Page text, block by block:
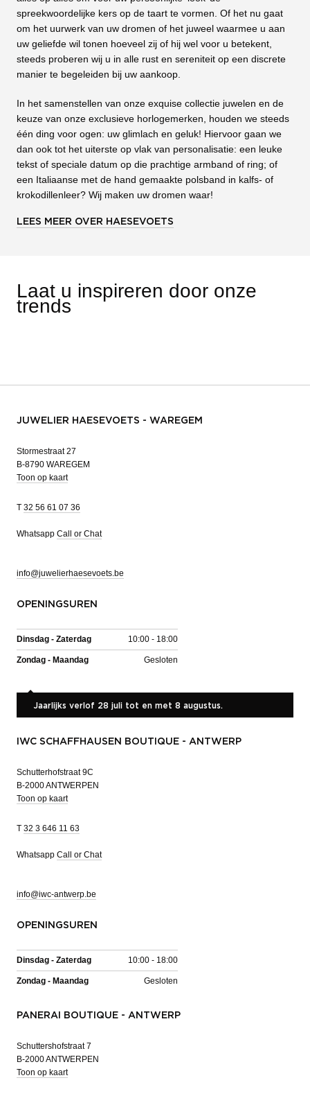
spreekwoordelijke kers op de taart te vormen. Of het nu gaat
om het uurwerk van uw dromen of het juweel waarmee u aan
uw geliefde wil tonen hoeveel zij of hij wel voor u betekent,
steeds proberen wij u in alle rust en sereniteit op een discrete
manier te begeleiden bij uw aankoop.
In het samenstellen van onze exquise collectie juwelen en de
keuze van onze exclusieve horlogemerken, houden we steeds
één ding voor ogen: uw glimlach en geluk! Hiervoor gaan we
dan ook tot het uiterste op vlak van personalisatie: een leuke
tekst of speciale datum op die prachtige armband of ring; of
een Italiaanse met de hand gemaakte polsband in kalfs- of
krokodillenleer? Wij maken uw dromen waar!
LEES MEER OVER HAESEVOETS
Laat u inspireren door onze
trends
JUWELIER HAESEVOETS - WAREGEM
Stormestraat 27
B-8790 WAREGEM
Toon op kaart
T 32 56 61 07 36
Whatsapp Call or Chat
info@juwelierhaesevoets.be
OPENINGSUREN
Dinsdag - Zaterdag 10:00 - 18:00
Zondag - Maandag Gesloten
Jaarlijks verlof 28 juli tot en met 8 augustus.
IWC SCHAFFHAUSEN BOUTIQUE - ANTWERP
Schutterhofstraat 9C
B-2000 ANTWERPEN
Toon op kaart
T 32 3 646 11 63
Whatsapp Call or Chat
info@iwc-antwerp.be
OPENINGSUREN
Dinsdag - Zaterdag 10:00 - 18:00
Zondag - Maandag Gesloten
PANERAI BOUTIQUE - ANTWERP
Schuttershofstraat 7
B-2000 ANTWERPEN
Toon op kaart